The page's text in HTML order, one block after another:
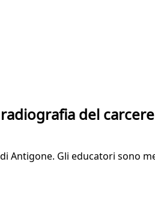
del carcere
Gli educatori sono